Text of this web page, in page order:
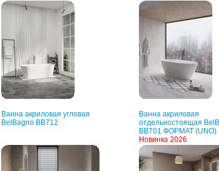
Ванна акриловая угловая
BelBagno BB712
Ванна акриловая
отдельностоящая
BB701 ФОРМАТ (UNO)
Новинка 2026